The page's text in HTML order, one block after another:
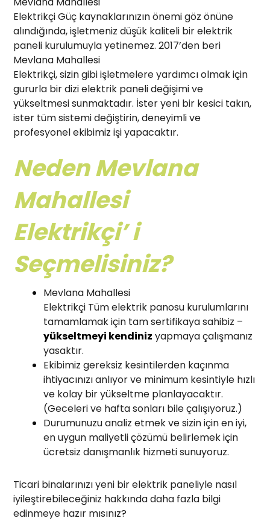
Elektrikçi Güç kaynaklarınızın önemi göz önüne
alındığında, işletmeniz düşük kaliteli bir elektrik
paneli kurulumuyla yetinemez. 2017’den beri
Mevlana Mahallesi
Elektrikçi, sizin gibi işletmelere yardımcı olmak için
gururla bir dizi elektrik paneli değişimi ve
yükseltmesi sunmaktadır. İster yeni bir kesici takın,
ister tüm sistemi değiştirin, deneyimli ve
profesyonel ekibimiz işi yapacaktır.
Neden Mevlana
Mahallesi
Elektrikçi’ i
Seçmelisiniz?
Mevlana Mahallesi
Elektrikçi Tüm elektrik panosu kurulumlarını
tamamlamak için tam sertifikaya sahibiz –
yükseltmeyi kendiniz yapmaya çalışmanız
yasaktır.
Ekibimiz gereksiz kesintilerden kaçınma
ihtiyacınızı anlıyor ve minimum kesintiyle hızlı
ve kolay bir yükseltme planlayacaktır.
(Geceleri ve hafta sonları bile çalışıyoruz.)
Durumunuzu analiz etmek ve sizin için en iyi,
en uygun maliyetli çözümü belirlemek için
ücretsiz danışmanlık hizmeti sunuyoruz.
Ticari binalarınızı yeni bir elektrik paneliyle nasıl
iyileştirebileceğiniz hakkında daha fazla bilgi
edinmeye hazır mısınız?